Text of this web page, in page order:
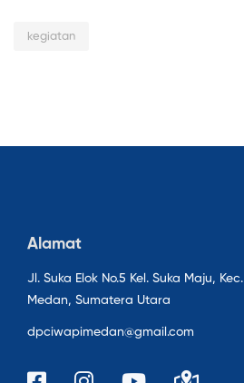
kegiatan
Alamat
Jl. Suka Elok No.5 Kel. Suka Maju,
Medan, Sumatera Utara
dpciwapimedan@gmail.com